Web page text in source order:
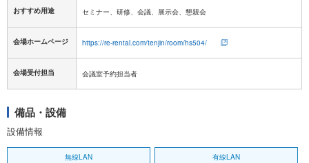
おすすめ用途 セミナー、研修、会議、展示会、懇親会
会場ホームページ https://re-rental.com/tenjin/room/hs504/
会場受付担当 会議室予約担当者
備品・設備
設備情報
無線LAN 有線LAN